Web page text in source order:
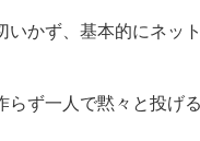
いかず、基本的にネッ
らず一人で黙々と投げる